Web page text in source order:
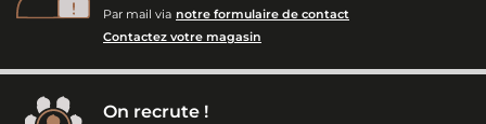
Par mail via notre formulaire de contact
Contactez votre magasin
On recrute !